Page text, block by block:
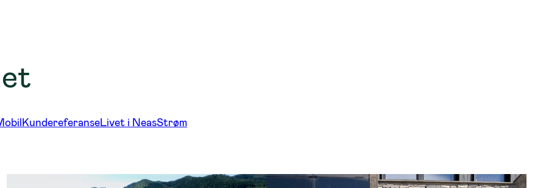
KundereferanseLivet i NeasStrøm